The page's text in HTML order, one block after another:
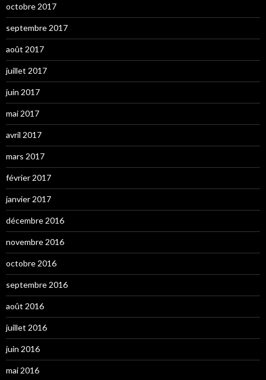
octobre 2017
septembre 2017
août 2017
juillet 2017
juin 2017
mai 2017
avril 2017
mars 2017
février 2017
janvier 2017
décembre 2016
novembre 2016
octobre 2016
septembre 2016
août 2016
juillet 2016
juin 2016
mai 2016